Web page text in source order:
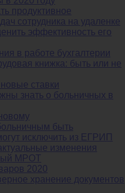
продуктивное
сотрудника на удаленке
эффективность его
в работе бухгалтерии
книжка: быть или не
ставки
знать о больничных в
быть
исключить из ЕГРИП
изменения
МРОТ
2020
хранение документов